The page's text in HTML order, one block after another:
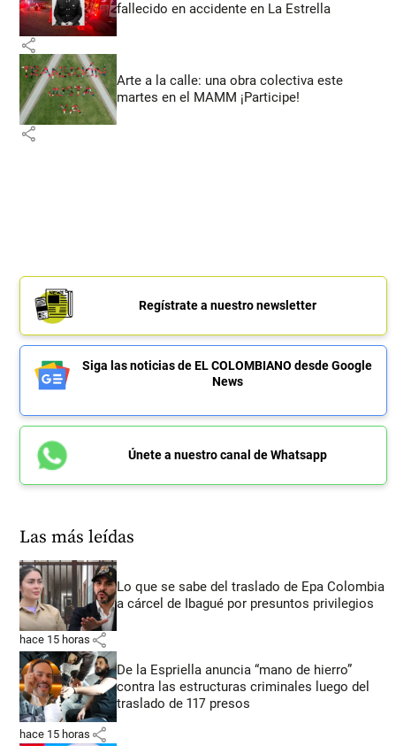
fallecido en accidente en La Estrella
share
Arte a la calle: una obra colectiva este
martes en el MAMM ¡Participe!
share
Regístrate a nuestro newsletter
Siga las noticias de EL COLOMBIANO desde Google
News
Únete a nuestro canal de Whatsapp
Las más leídas
Lo que se sabe del traslado de Epa Colombia
a cárcel de Ibagué por presuntos privilegios
hace 15 horas share
De la Espriella anuncia “mano de hierro”
contra las estructuras criminales luego del
traslado de 117 presos
hace 15 horas share